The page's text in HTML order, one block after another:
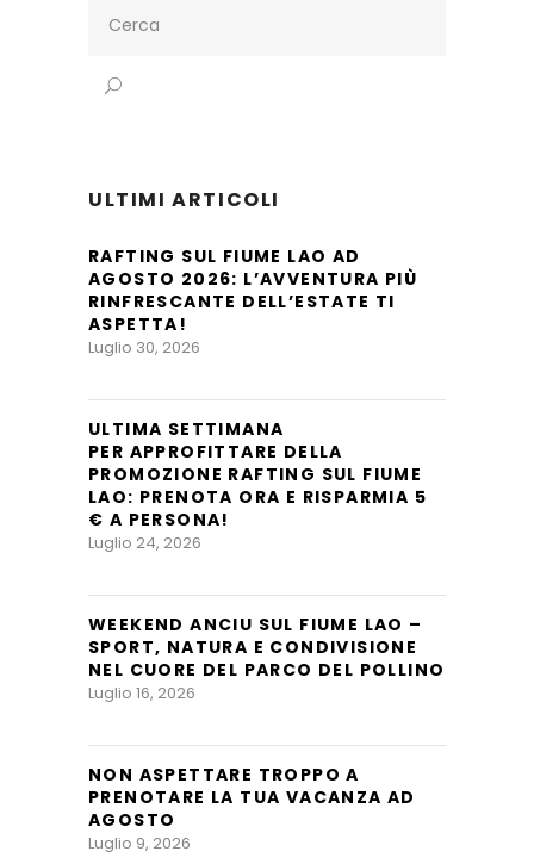
ULTIMI ARTICOLI
RAFTING SUL FIUME LAO AD
AGOSTO 2026: L’AVVENTURA PIÙ
RINFRESCANTE DELL’ESTATE TI
ASPETTA!
Luglio 30, 2026
ULTIMA SETTIMANA
PER APPROFITTARE DELLA
PROMOZIONE RAFTING SUL FIUME
LAO: PRENOTA ORA E RISPARMIA 5
€ A PERSONA!
Luglio 24, 2026
WEEKEND ANCIU SUL FIUME LAO –
SPORT, NATURA E CONDIVISIONE
NEL CUORE DEL PARCO DEL POLLINO
Luglio 16, 2026
NON ASPETTARE TROPPO A
PRENOTARE LA TUA VACANZA AD
AGOSTO
Luglio 9, 2026